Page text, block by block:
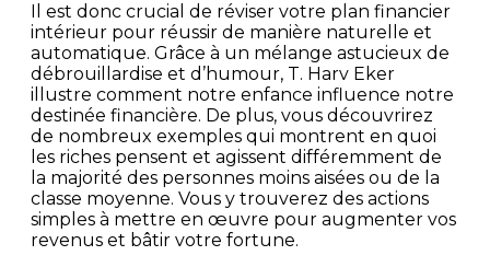
Il est donc crucial de réviser votre plan financier
intérieur pour réussir de manière naturelle et
automatique. Grâce à un mélange astucieux de
débrouillardise et d’humour, T. Harv Eker
illustre comment notre enfance influence notre
destinée financière. De plus, vous découvrirez
de nombreux exemples qui montrent en quoi
les riches pensent et agissent différemment de
la majorité des personnes moins aisées ou de la
classe moyenne. Vous y trouverez des actions
simples à mettre en œuvre pour augmenter vos
revenus et bâtir votre fortune.